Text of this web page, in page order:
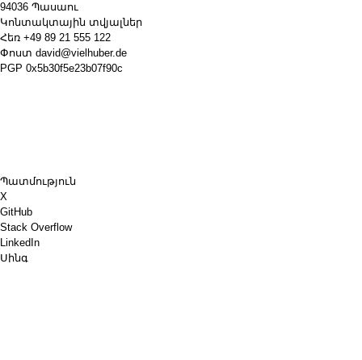
94036 Պասաու
Կոնտակտային տվյալներ
Հեռ +49 89 21 555 122
Փոստ david@vielhuber.de
PGP 0x5b30f5e23b07f90c
Պատմություն
X
GitHub
Stack Overflow
LinkedIn
Սինգ